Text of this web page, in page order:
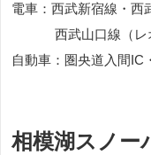
電車：西武新宿線・西
西武山口線（レオ
自動車：圏央道入間IC
相模湖スノー